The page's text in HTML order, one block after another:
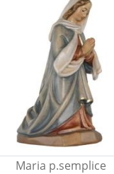
Maria p.semplice